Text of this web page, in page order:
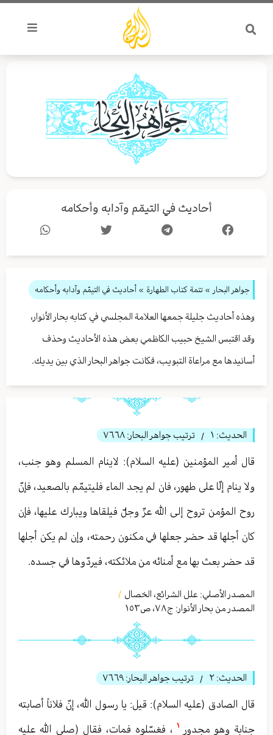
تخطي
المحتوى
أحاديث في التيمّم وآدابه وأحكامه
جواهر البحار » تتمة كتاب الطهارة » أحاديث في التيمّم وآدابه وأحكامه
وهذه أحاديث جليلة جمعها العلامة المجلسي في كتابه بحار الأنوار،
وقد اقتبس الشيخ حبيب الكاظمي بعض هذه الأحاديث وحذف
أسانيدها مع مراعاة التبويب، فكانت جواهر البحار الذي بين يديك.
الحديث: ١ / ترتيب جواهر البحار: ٧٦٦٨
قال أمير المؤمنين (عليه السلام): لاينام المسلم وهو جنب،
ولا ينام إلّا على طهور، فان لم يجد الماء فليتیمّم بالصعيد، فإنّ
روح المؤمن تروح إلى الله عزّ وجلّ فيلقاها ويبارك عليها، فإن
كان أجلها قد حضر جعلها في مكنون رحمته، وإن لم يكن أجلها
قد حضر بعث بها مع أمنائه من ملائكته، فيردّوها في جسده.
المصدر الأصلي: علل الشرائع، الخصال /
المصدر من بحار الأنوار: ج٧٨، ص١٥٣
الحديث: ٢ / ترتيب جواهر البحار: ٧٦٦٩
قال الصادق (عليه السلام): قيل: يا رسول الله، إنّ فلاناً أصابته
جنابة وهو مجدور
، فغسّلوه فمات، فقال (صلى الله عليه